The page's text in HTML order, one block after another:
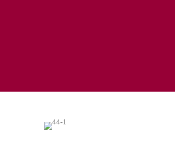
Jorge